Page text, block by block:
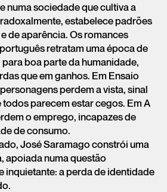
numa sociedade que cultiva a
estabelece padrões
de aparência. Os romances
retratam uma época de
boa parte da humanidade,
que em ganhos. Em Ensaio
perdem a vista, sinal
todos parecem estar cegos. Em A
o emprego, incapazes de
de consumo.
José Saramago constrói uma
apoiada numa questão
inquietante: a perda de identidade